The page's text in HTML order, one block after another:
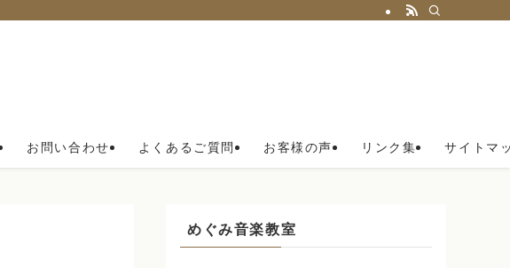
お問い合わせ よくあるご質問 お客様の声 リンク集 サイトマ
めぐみ音楽教室